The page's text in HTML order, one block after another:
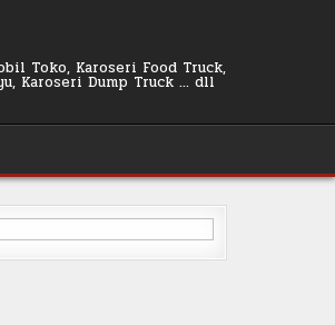
Toko, Karoseri Food Truck,
Karoseri Dump Truck … dll